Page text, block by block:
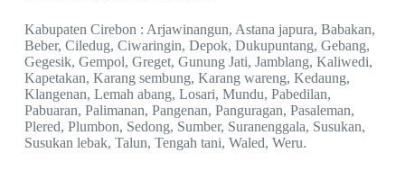
Kabupaten Cirebon : Arjawinangun, Astana japura, Babakan,
Beber, Ciledug, Ciwaringin, Depok, Dukupuntang, Gebang,
Gegesik, Gempol, Greget, Gunung Jati, Jamblang, Kaliwedi,
Kapetakan, Karang sembung, Karang wareng, Kedaung,
Klangenan, Lemah abang, Losari, Mundu, Pabedilan,
Pabuaran, Palimanan, Pangenan, Panguragan, Pasaleman,
Plered, Plumbon, Sedong, Sumber, Suranenggala, Susukan,
Susukan lebak, Talun, Tengah tani, Waled, Weru.